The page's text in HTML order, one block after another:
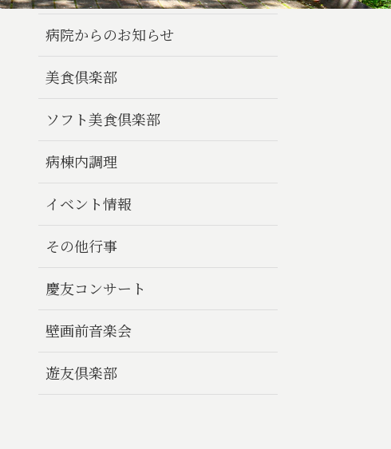
病院からのお知らせ
美食倶楽部
ソフト美食倶楽部
病棟内調理
イベント情報
その他行事
慶友コンサート
壁画前音楽会
遊友倶楽部